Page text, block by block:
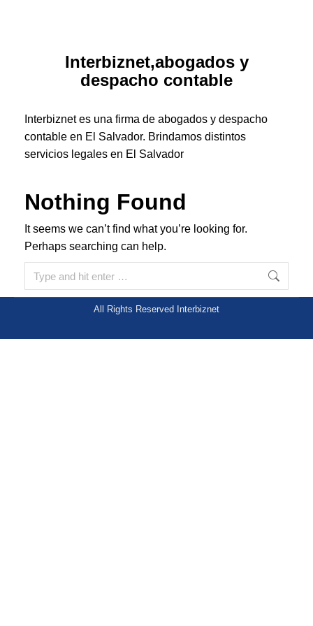
Interbiznet,abogados y
despacho contable
Interbiznet es una firma de abogados y despacho
contable en El Salvador. Brindamos distintos
servicios legales en El Salvador
Nothing Found
It seems we can’t find what you’re looking for.
Perhaps searching can help.
Search:
All Rights Reserved Interbiznet